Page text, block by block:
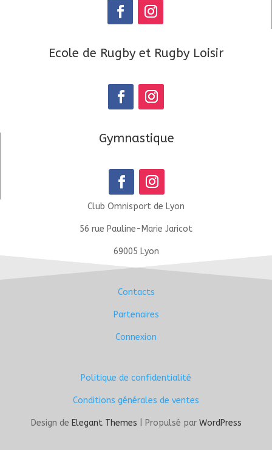
Ecole de Rugby et Rugby Loisir
Gymnastique
Club Omnisport de Lyon
56 rue Pauline-Marie Jaricot
69005 Lyon
Contacts
Partenaires
Connexion
Politique de confidentialité
Conditions générales de ventes
Design de Elegant Themes | Propulsé par WordPress